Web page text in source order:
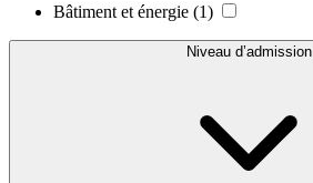
Bâtiment et énergie (1)
Niveau d’admission